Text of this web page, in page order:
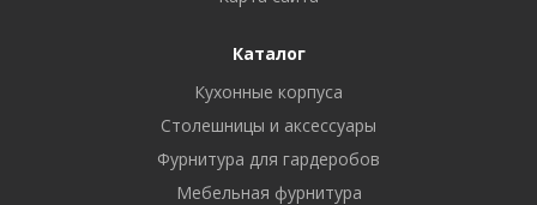
Каталог
Кухонные корпуса
Столешницы и аксессуары
Фурнитура для гардеробов
Мебельная фурнитура